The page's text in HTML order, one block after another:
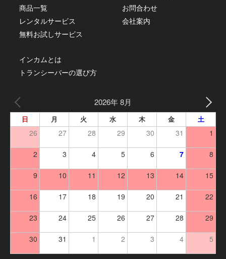
商品一覧
レンタルサービス
無料お試しサービス
お問合わせ
会社案内
インカムとは
トランシーバーの選び方
2026年 8月
日 月 火 水 木 金 土
26 27 28 29 30 31 1
2 3 4 5 6 7 8
9 10 11 12 13 14 15
16 17 18 19 20 21 22
23 24 25 26 27 28 29
30 31 1 2 3 4 5